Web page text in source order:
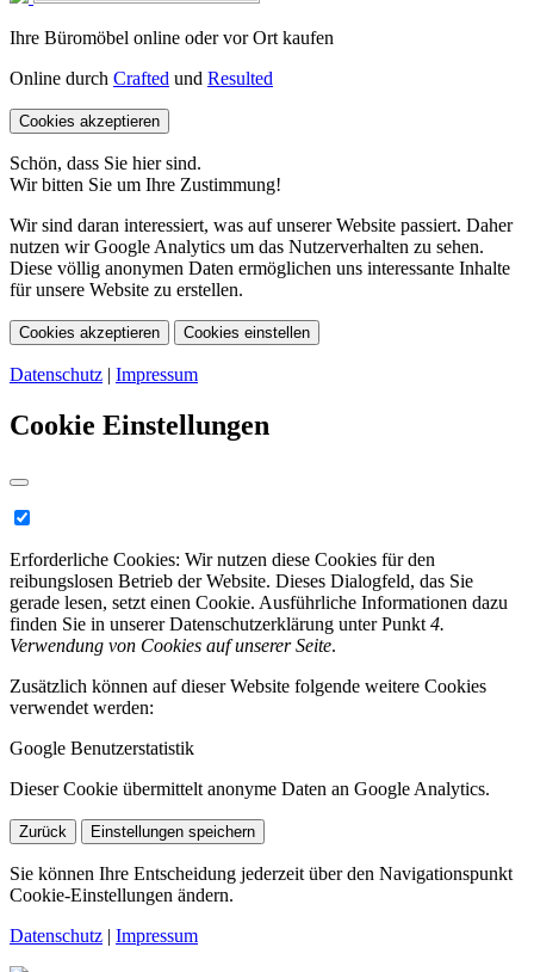
Ihre Büromöbel online oder vor Ort kaufen
Online durch Crafted und Resulted
Cookies akzeptieren
Schön, dass Sie hier sind.
Wir bitten Sie um Ihre Zustimmung!
Wir sind daran interessiert, was auf unserer Website passiert. Daher
nutzen wir Google Analytics um das Nutzerverhalten zu sehen.
Diese völlig anonymen Daten ermöglichen uns interessante Inhalte
für unsere Website zu erstellen.
Cookies akzeptieren Cookies einstellen
Datenschutz | Impressum
Cookie Einstellungen
Erforderliche Cookies: Wir nutzen diese Cookies für den
reibungslosen Betrieb der Website. Dieses Dialogfeld, das Sie
gerade lesen, setzt einen Cookie. Ausführliche Informationen dazu
finden Sie in unserer Datenschutzerklärung unter Punkt 4.
Verwendung von Cookies auf unserer Seite.
Zusätzlich können auf dieser Website folgende weitere Cookies
verwendet werden:
Google Benutzerstatistik
Dieser Cookie übermittelt anonyme Daten an Google Analytics.
Zurück Einstellungen speichern
Sie können Ihre Entscheidung jederzeit über den Navigationspunkt
Cookie-Einstellungen ändern.
Datenschutz | Impressum